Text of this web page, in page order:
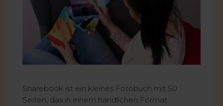
Sharebook ist ein kleines Fotobuch mit 50
Seiten, das in einem handlichen Format